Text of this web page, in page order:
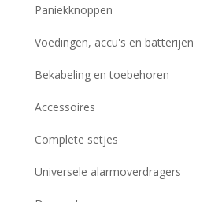
Paniekknoppen
Voedingen, accu's en batterijen
Bekabeling en toebehoren
Accessoires
Complete setjes
Universele alarmoverdragers